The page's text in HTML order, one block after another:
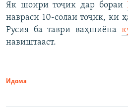
Як шоири тоҷик дар бораи
навраси 10-солаи тоҷик, ки
Русия ба таври ваҳшиёна
навиштааст.
Идома